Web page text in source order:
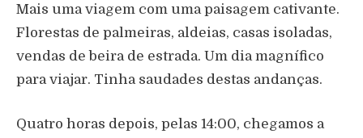
Mais uma viagem com uma paisagem cativante.
Florestas de palmeiras, aldeias, casas isoladas,
vendas de beira de estrada. Um dia magnífico
para viajar. Tinha saudades destas andanças.
Quatro horas depois, pelas 14:00, chegamos a